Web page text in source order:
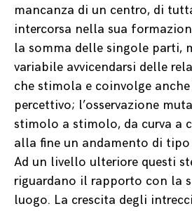
mancanza di un centro, di
intercorsa nella sua
la somma delle singole parti,
variabile avvicendarsi delle
che stimola e coinvolge
percettivo; l’osservazione
stimolo a stimolo, da curva a
alla fine un andamento di tipo
Ad un livello ulteriore questi
riguardano il rapporto con la
luogo. La crescita degli